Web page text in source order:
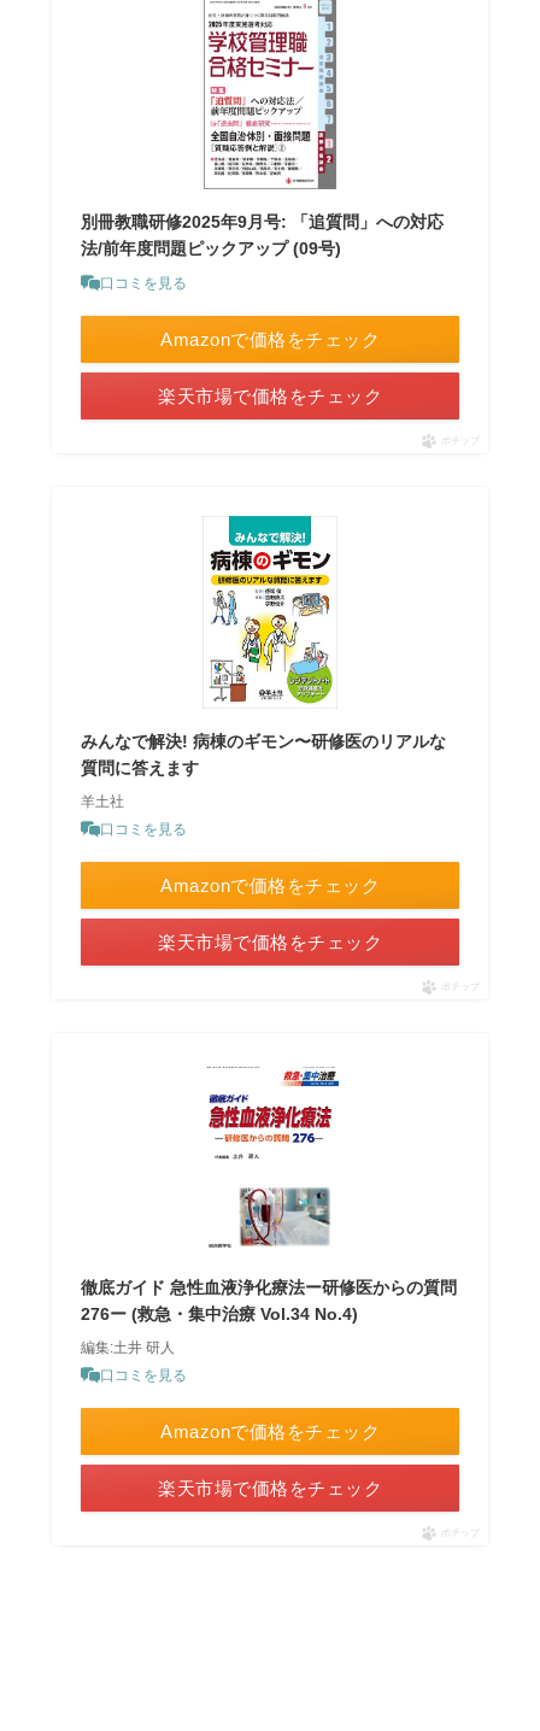
別冊教職研修2025年9月号: 「追質問」への対応
法/前年度問題ピックアップ (09号)
口コミを見る
Amazonで価格をチェック
楽天市場で価格をチェック
ポチップ
みんなで解決! 病棟のギモン〜研修医のリアルな
質問に答えます
羊土社
口コミを見る
Amazonで価格をチェック
楽天市場で価格をチェック
ポチップ
徹底ガイド 急性血液浄化療法ー研修医からの質問
276ー (救急・集中治療 Vol.34 No.4)
編集:土井 研人
口コミを見る
Amazonで価格をチェック
楽天市場で価格をチェック
ポチップ